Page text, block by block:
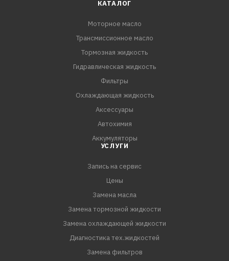
КАТАЛОГ
Моторное масло
Трансмиссионное масло
Тормозная жидкость
Гидравлическая жидкость
Фильтры
Охлаждающая жидкость
Аксессуары
Автохимия
Аккумуляторы
УСЛУГИ
Запись на сервис
Цены
Замена масла
Замена тормозной жидкости
Замена охлаждающей жидкости
Диагностика тех.жидкостей
Замена фильтров